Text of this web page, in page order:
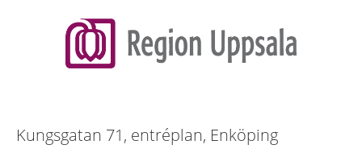
Kungsgatan 71, entréplan, Enköping